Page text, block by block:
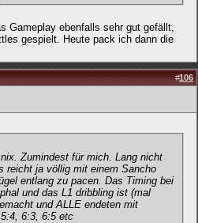
Gameplay ebenfalls sehr gut gefällt,
gespielt. Heute pack ich dann die
#106
Zumindest für mich. Lang nicht
reicht ja völlig mit einem Sancho
entlang zu pacen. Das Timing bei
und das L1 dribbling ist (mal
und ALLE endeten mit
6:3, 6:5 etc